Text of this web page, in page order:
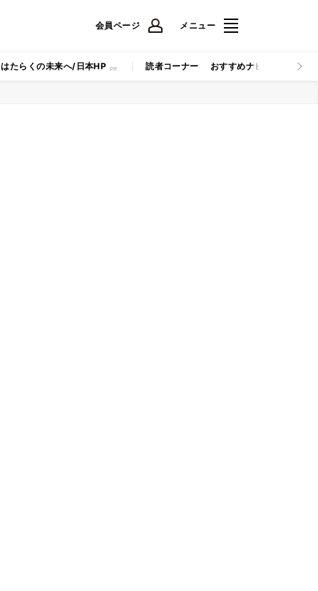
会員ページ メニュー
はたらくの未来へ/日本HP 読者コーナー おすすめナビ マイナビ